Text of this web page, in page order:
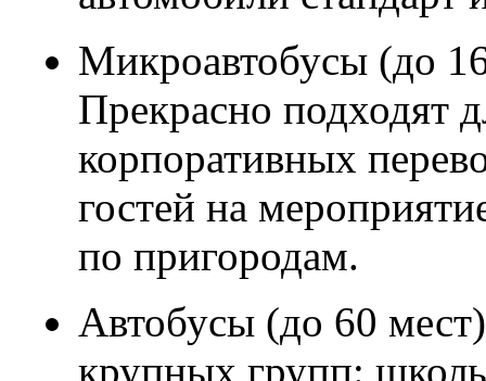
Микроавтобусы (до
Прекрасно подходят
корпоративных
гостей на
по пригородам.
Автобусы (до 60
крупных групп: